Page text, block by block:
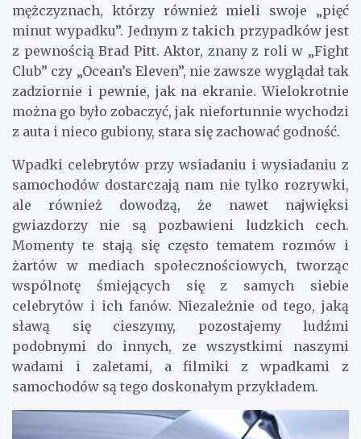
mężczyznach, którzy również mieli swoje „pięć
minut wypadku”. Jednym z takich przypadków jest
z pewnością Brad Pitt. Aktor, znany z roli w „Fight
Club” czy „Ocean’s Eleven”, nie zawsze wyglądał tak
zadziornie i pewnie, jak na ekranie. Wielokrotnie
można go było zobaczyć, jak niefortunnie wychodzi
z auta i nieco gubiony, stara się zachować godność.
Wpadki celebrytów przy wsiadaniu i wysiadaniu z
samochodów dostarczają nam nie tylko rozrywki,
ale również dowodzą, że nawet najwięksi
gwiazdorzy nie są pozbawieni ludzkich cech.
Momenty te stają się często tematem rozmów i
żartów w mediach społecznościowych, tworząc
wspólnotę śmiejących się z samych siebie
celebrytów i ich fanów. Niezależnie od tego, jaką
sławą się cieszymy, pozostajemy ludźmi
podobnymi do innych, ze wszystkimi naszymi
wadami i zaletami, a filmiki z wpadkami z
samochodów są tego doskonałym przykładem.